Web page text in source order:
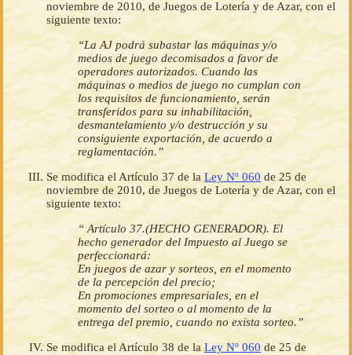
noviembre de 2010, de Juegos de Lotería y de Azar, con el
siguiente texto:
“La AJ podrá subastar las máquinas y/o
medios de juego decomisados a favor de
operadores autorizados. Cuando las
máquinas o medios de juego no cumplan con
los requisitos de funcionamiento, serán
transferidos para su inhabilitación,
desmantelamiento y/o destrucción y su
consiguiente exportación, de acuerdo a
reglamentación.”
Se modifica el Artículo 37 de la Ley Nº 060 de 25 de
noviembre de 2010, de Juegos de Lotería y de Azar, con el
siguiente texto:
“ Artículo 37.(HECHO GENERADOR). El
hecho generador del Impuesto al Juego se
perfeccionará:
En juegos de azar y sorteos, en el momento
de la percepción del precio;
En promociones empresariales, en el
momento del sorteo o al momento de la
entrega del premio, cuando no exista sorteo.”
Se modifica el Artículo 38 de la Ley Nº 060 de 25 de